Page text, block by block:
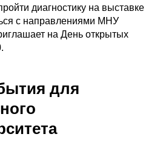
диагностику на выставке
с направлениями МНУ
на День открытых
для